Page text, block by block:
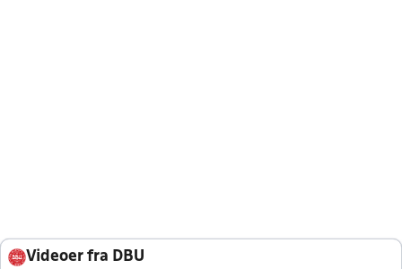
Videoer fra DBU